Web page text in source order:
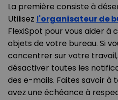
La première consiste à
Utilisez l'organisateur de
FlexiSpot pour vous aider
objets de votre bureau. Si
concentrer sur votre
désactiver toutes les
des e-mails. Faites savoir à
avez une échéance à